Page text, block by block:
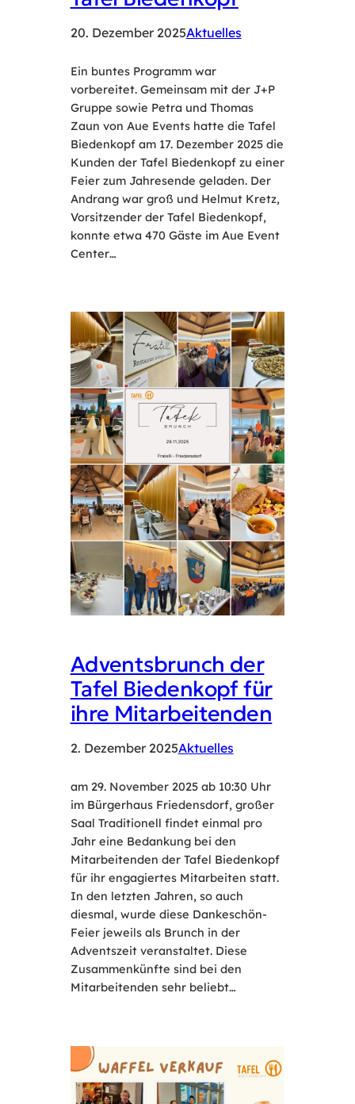
20. Dezember 2025Aktuelles
Ein buntes Programm war
vorbereitet. Gemeinsam mit der J+P
Gruppe sowie Petra und Thomas
Zaun von Aue Events hatte die Tafel
Biedenkopf am 17. Dezember 2025 die
Kunden der Tafel Biedenkopf zu einer
Feier zum Jahresende geladen. Der
Andrang war groß und Helmut Kretz,
Vorsitzender der Tafel Biedenkopf,
konnte etwa 470 Gäste im Aue Event
Center…
Adventsbrunch der
Tafel Biedenkopf für
ihre Mitarbeitenden
2. Dezember 2025Aktuelles
am 29. November 2025 ab 10:30 Uhr
im Bürgerhaus Friedensdorf, großer
Saal Traditionell findet einmal pro
Jahr eine Bedankung bei den
Mitarbeitenden der Tafel Biedenkopf
für ihr engagiertes Mitarbeiten statt.
In den letzten Jahren, so auch
diesmal, wurde diese Dankeschön-
Feier jeweils als Brunch in der
Adventszeit veranstaltet. Diese
Zusammenkünfte sind bei den
Mitarbeitenden sehr beliebt…